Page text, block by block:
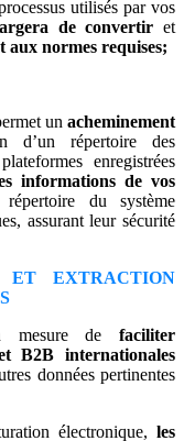
utilisés par vos
de convertir et
normes requises;
un acheminement
d’un répertoire des
enregistrées
informations de vos
du système
assurant leur sécurité
ET EXTRACTION
mesure de faciliter
B2B internationales
données pertinentes
électronique, les